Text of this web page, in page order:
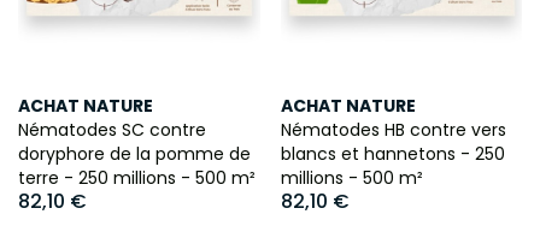
ACHAT NATURE
Nématodes SC contre
doryphore de la pomme de
terre - 250 millions - 500 m²
82,10 €
ACHAT NATURE
Nématodes HB contre vers
blancs et hannetons - 250
millions - 500 m²
82,10 €